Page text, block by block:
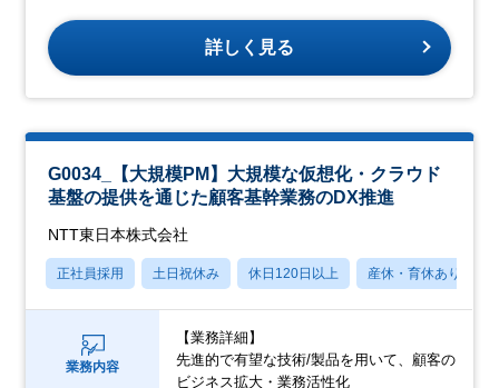
詳しく見る
G0034_【大規模PM】大規模な仮想化・クラウド
基盤の提供を通じた顧客基幹業務のDX推進
NTT東日本株式会社
正社員採用 土日祝休み 休日120日以上 産休・育休あり
業務内容
【業務詳細】
先進的で有望な技術/製品を用いて、顧客の
ビジネス拡大・業務活性化